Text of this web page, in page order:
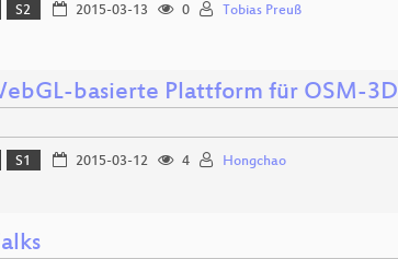
S2 2015-03-13 0 Tobias Preuß
basierte Plattform für OSM-3D
S1 2015-03-12 4 Hongchao